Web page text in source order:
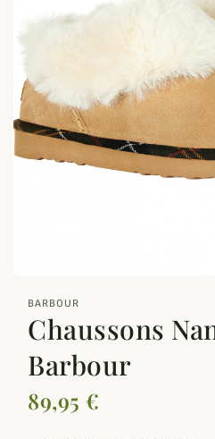
BARBOUR
Chaussons
Barbour
89,95 €